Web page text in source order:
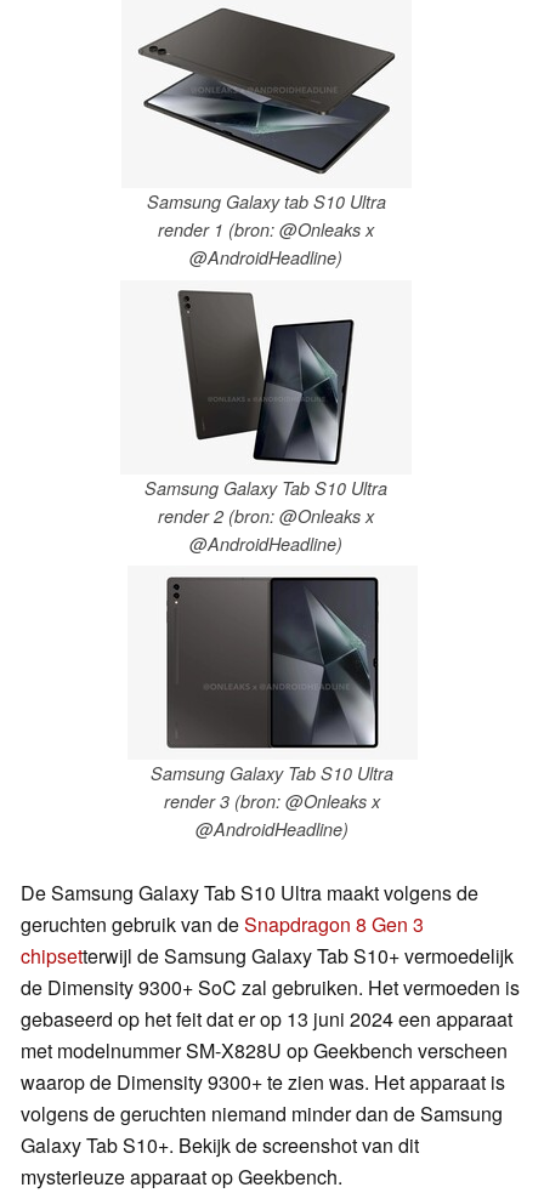
Samsung Galaxy tab S10 Ultra
render 1 (bron: @Onleaks x
@AndroidHeadline)
Samsung Galaxy Tab S10 Ultra
render 2 (bron: @Onleaks x
@AndroidHeadline)
Samsung Galaxy Tab S10 Ultra
render 3 (bron: @Onleaks x
@AndroidHeadline)
De Samsung Galaxy Tab S10 Ultra maakt volgens de
geruchten gebruik van deSnapdragon 8 Gen 3
chipsetterwijl de Samsung Galaxy Tab S10+ vermoedelijk
de Dimensity 9300+ SoC zal gebruiken. Het vermoeden is
gebaseerd op het feit dat er op 13 juni 2024 een apparaat
met modelnummer SM-X828U op Geekbench verscheen
waarop de Dimensity 9300+ te zien was. Het apparaat is
volgens de geruchten niemand minder dan de Samsung
Galaxy Tab S10+. Bekijk de screenshot van dit
mysterieuze apparaat op Geekbench.